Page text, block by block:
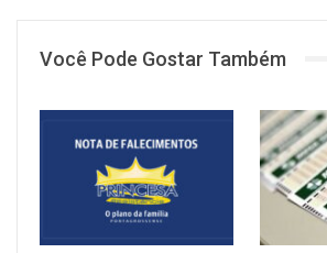
Você Pode Gostar Também
NOTÍCIAS